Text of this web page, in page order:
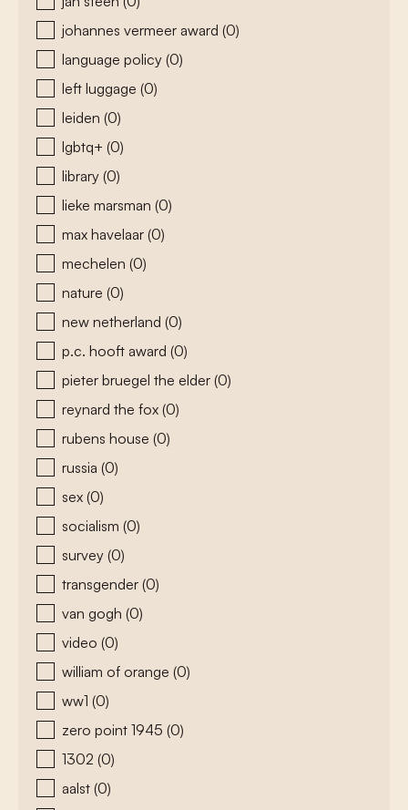
johannes vermeer award (0)
language policy (0)
left luggage (0)
leiden (0)
lgbtq+ (0)
library (0)
lieke marsman (0)
max havelaar (0)
mechelen (0)
nature (0)
new netherland (0)
p.c. hooft award (0)
pieter bruegel the elder (0)
reynard the fox (0)
rubens house (0)
russia (0)
sex (0)
socialism (0)
survey (0)
transgender (0)
van gogh (0)
video (0)
william of orange (0)
ww1 (0)
zero point 1945 (0)
1302 (0)
aalst (0)